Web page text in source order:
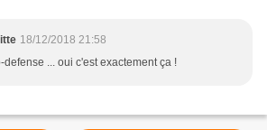
18/12/2018 21:58
defense ... oui c'est exactement ça !